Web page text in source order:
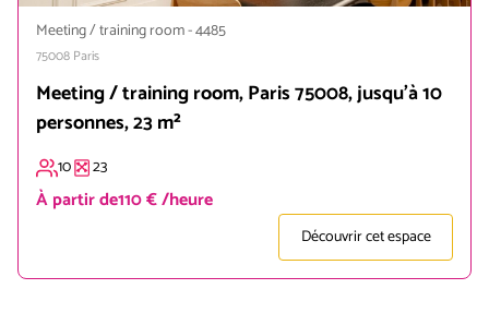
Meeting / training room-4485
75008 Paris
Meeting / training room, Paris 75008, jusqu'à 10
personnes, 23 m²
10 23
À partir de110 € /heure
Découvrir cet espace